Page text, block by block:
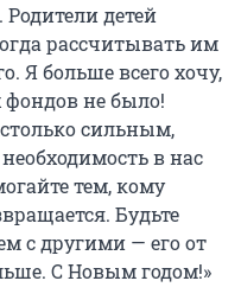
детей
рассчитывать им
Я больше всего хочу,
не было!
сильным,
в нас
тем, кому
Будьте
с другими — его от
С Новым годом!»